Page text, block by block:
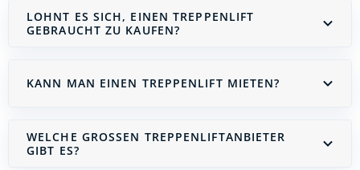
LOHNT ES SICH, EINEN TREPPENLIFT
GEBRAUCHT ZU KAUFEN?
KANN MAN EINEN TREPPENLIFT MIETEN?
WELCHE GROSSEN TREPPENLIFTANBIETER G
IBT ES?